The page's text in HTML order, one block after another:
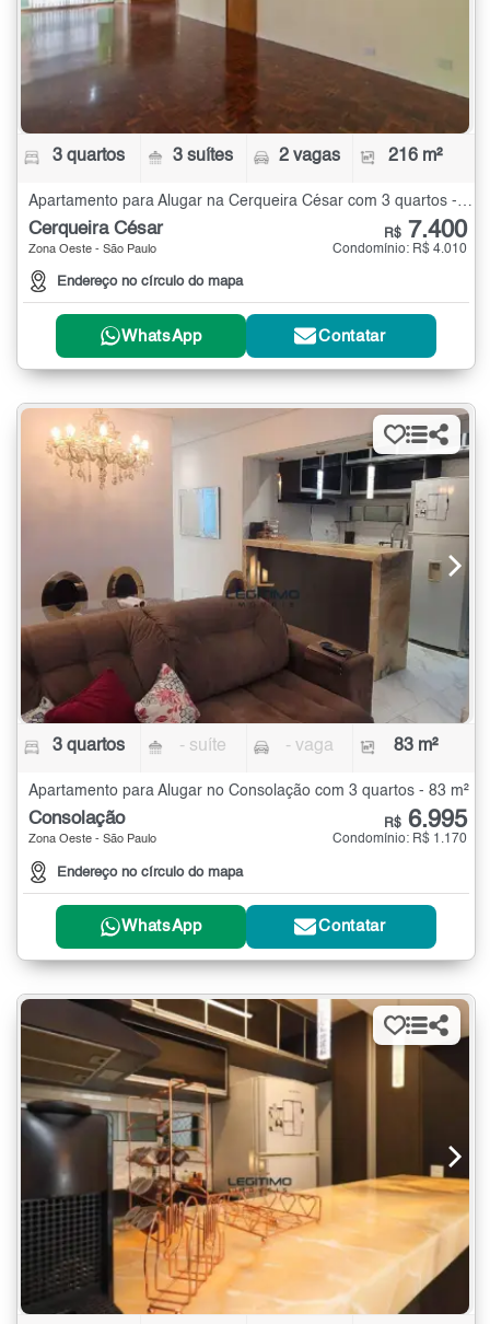
3 quartos 3 suítes 2 vagas 216 m²
Apartamento para Alugar na Cerqueira César com 3 quartos - 216 m²
Cerqueira César
Zona Oeste - São Paulo
Endereço no círculo do mapa
R$ 7.400
Condomínio: R$ 4.010
WhatsApp Contatar
3 quartos - suíte - vaga 83 m²
Apartamento para Alugar no Consolação com 3 quartos - 83 m²
Consolação
Zona Oeste - São Paulo
Endereço no círculo do mapa
R$ 6.995
Condomínio: R$ 1.170
WhatsApp Contatar